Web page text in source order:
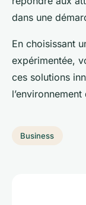
dans une
En choisissant
expérimentée,
ces solutions
Business